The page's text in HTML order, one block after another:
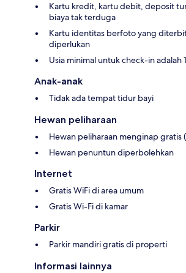
Kartu kredit, kartu debit, deposit
biaya tak terduga
Kartu identitas berfoto yang
diperlukan
Usia minimal untuk check-in adalah
Anak-anak
Tidak ada tempat tidur bayi
Hewan peliharaan
Hewan peliharaan menginap gratis
Hewan penuntun diperbolehkan
Internet
Gratis WiFi di area umum
Gratis Wi-Fi di kamar
Parkir
Parkir mandiri gratis di properti
Informasi lainnya